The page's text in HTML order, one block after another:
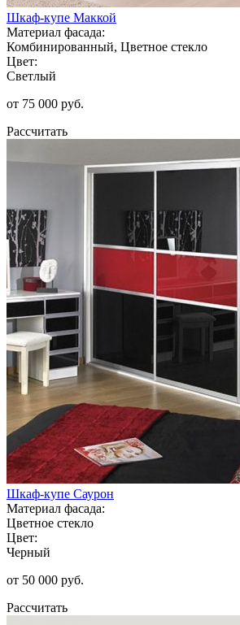
Шкаф-купе Маккой
Материал фасада:
Комбинированный, Цветное стекло
Цвет:
Светлый
от 75 000 руб.
Рассчитать
Шкаф-купе Саурон
Материал фасада:
Цветное стекло
Цвет:
Черный
от 50 000 руб.
Рассчитать